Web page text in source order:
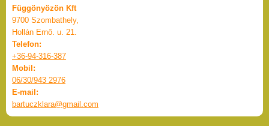
Függönyözön Kft
9700 Szombathely,
Hollán Ernő. u. 21.
Telefon:
+36-94-316-387
Mobil:
06/30/943 2976
E-mail:
bartuczklara@gmail.com